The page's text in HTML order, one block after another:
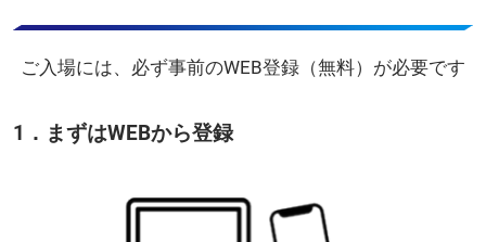
ご入場には、必ず事前のWEB登録（無料）が必要です
1．まずはWEBから登録